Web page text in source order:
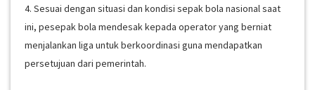
4. Sesuai dengan situasi dan kondisi sepak bola nasional saat
ini, pesepak bola mendesak kepada operator yang berniat
menjalankan liga untuk berkoordinasi guna mendapatkan
persetujuan dari pemerintah.